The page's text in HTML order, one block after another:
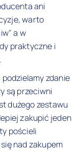
ani
warto
a w
praktyczne i
zdanie
są przeciwni
dużego zestawu
zakupić jeden
pościeli
nad zakupem